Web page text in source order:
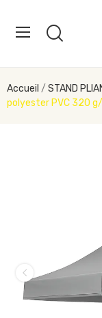
Accueil STAND
polyester PVC 320